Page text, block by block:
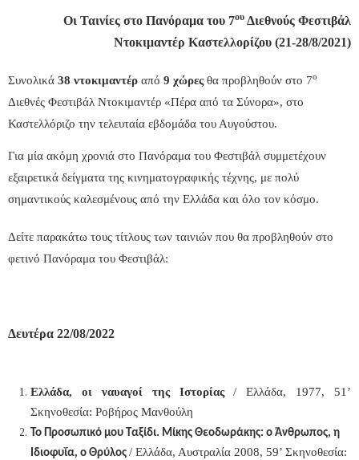
Οι Ταινίες στο Πανόραμα του 7ου Διεθνούς Φεστιβάλ
Ντοκιμαντέρ Καστελλορίζου (21-28/8/2021)
Συνολικά 38 ντοκιμαντέρ από 9 χώρεςθα προβληθούν στο 7ο
Διεθνές Φεστιβάλ Ντοκιμαντέρ «Πέρα από τα Σύνορα», στο
Καστελλόριζο την τελευταία εβδομάδα του Αυγούστου.
Για μία ακόμη χρονιά στο Πανόραμα του Φεστιβάλ συμμετέχουν
εξαιρετικά δείγματα της κινηματογραφικής τέχνης, με πολύ
σημαντικούς καλεσμένους από την Ελλάδα και όλο τον κόσμο.
Δείτε παρακάτω τους τίτλους των ταινιών που θα προβληθούν στο
φετινό Πανόραμα του Φεστιβάλ:
Δευτέρα 22/08/2022
Ελλάδα, οι ναυαγοί της Ιστορίας/ Ελλάδα, 1977, 51’
Σκηνοθεσία: Ροβήρος Μανθούλη
Το Προσωπικό μου Ταξίδι. Μίκης Θεοδωράκης: ο Άνθρωπος, η
Ιδιοφυΐα, ο Θρύλος / Ελλάδα, Αυστραλία 2008, 59’ Σκηνοθεσία: